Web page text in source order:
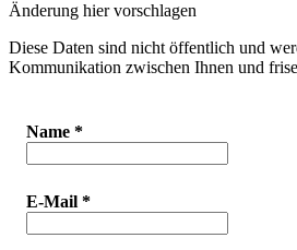
Änderung hier vorschlagen
Diese Daten sind nicht öffentlich und
Kommunikation zwischen Ihnen und
Name *
E-Mail *